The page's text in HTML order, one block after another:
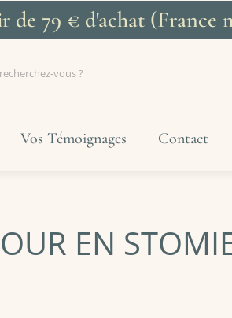
de 79 € d'achat
Vos Témoignages Contact
EN